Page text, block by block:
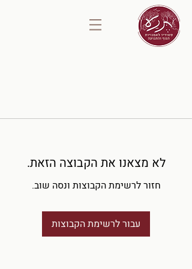
לא מצאנו את הקבוצה הזאת.
חזור לרשימת הקבוצות ונסה שוב.
עבור לרשימת הקבוצות